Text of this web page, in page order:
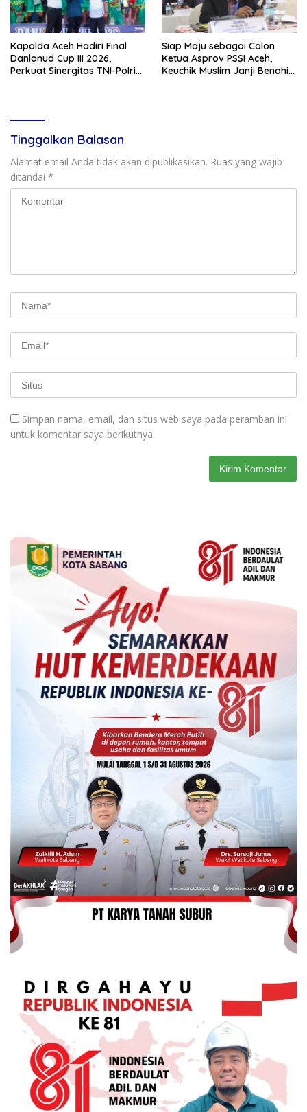
Kapolda Aceh Hadiri Final
Danlanud Cup III 2026,
Perkuat Sinergitas TNI-Polri
Siap Maju sebagai Calon
Ketua Asprov PSSI Aceh,
Keuchik Muslim Janji Benahi
Tinggalkan Balasan
Alamat email Anda tidak akan dipublikasikan. Ruas yang wajib
ditandai *
Simpan nama, email, dan situs web saya pada peramban ini
untuk komentar saya berikutnya.